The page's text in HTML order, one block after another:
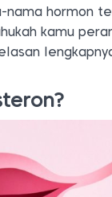
nama hormon
kamu